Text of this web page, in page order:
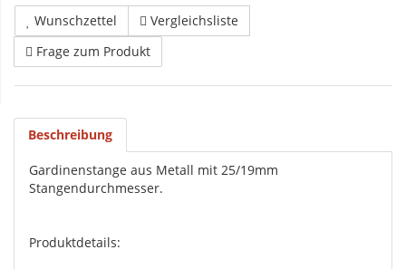
Wunschzettel
Vergleichsliste
Frage zum Produkt
Beschreibung
Gardinenstange aus Metall mit 25/19mm
Stangendurchmesser.
Produktdetails: